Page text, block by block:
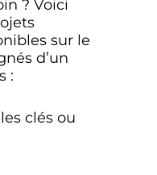
? Voici
sur le
d’un
:
clés ou